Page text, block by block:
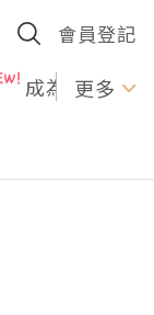
會員登記
成為U更多